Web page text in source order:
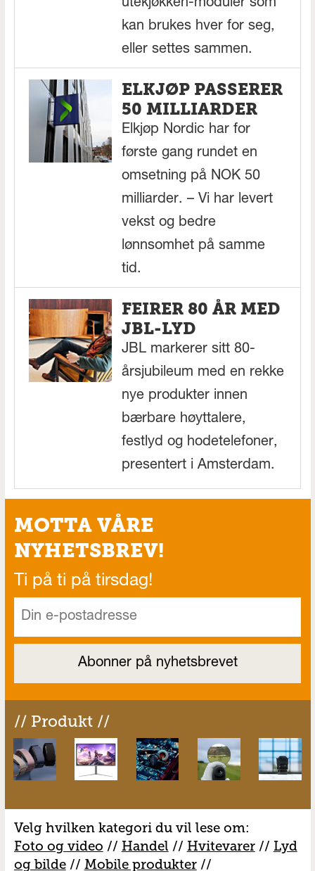
utekjøkken-moduler som
kan brukes hver for seg,
eller settes sammen.
ELKJØP PASSERER
50 MILLIARDER
Elkjøp Nordic har for
første gang rundet en
omsetning på NOK 50
milliarder. – Vi har levert
vekst og bedre
lønnsomhet på samme
tid.
FEIRER 80 ÅR MED
JBL-LYD
JBL markerer sitt 80-
årsjubileum med en rekke
nye produkter innen
bærbare høyttalere,
festlyd og hodetelefoner,
presentert i Amsterdam.
MOTTA VÅRE
NYHETSBREV!
Ti på ti på tirsdag!
// Produkt //
Velg hvilken kategori du vil lese om:
Foto og video // Handel // Hvitevarer// Lyd
og bilde// Mobile produkter//